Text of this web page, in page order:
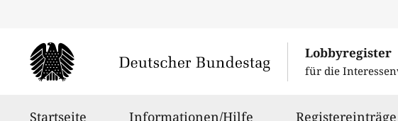
Lobbyregister
für die
Startseite Informationen/Hilfe Registereinträge